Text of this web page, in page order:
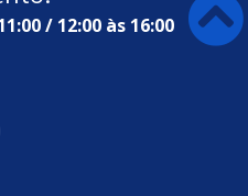
/ 12:00 às 16:00